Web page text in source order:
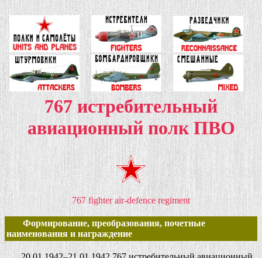
767 истребительный
авиационный полк ПВО
767 fighter air-defence regiment
Формирование, преобразования, почетные
наименования и награждение